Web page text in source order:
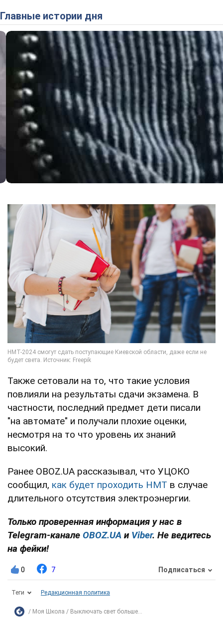
Главные истории дня
Также сетовали на то, что такие условия
повлияли на результаты сдачи экзамена. В
частности, последний предмет дети писали
"на автомате" и получали плохие оценки,
несмотря на то что уровень их знаний
высокий.
Ранее OBOZ.UA рассказывал, что УЦОКО
сообщил, как будет проходить НМТ в случае
длительного отсутствия электроэнергии.
Только проверенная информация у нас в
Telegram-канале OBOZ.UA и Viber. Не ведитесь
на фейки!
0 7 Подписаться
Теги Редакционная политика
Моя Школа Выключать свет больше...